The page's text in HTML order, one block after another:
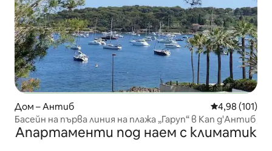
Дом – Антиб Средна
4,98 (101)
Басейн на първа линия на плажа „Гаруп“ в Кап д'Антиб
Апартаменти под наем с климатик